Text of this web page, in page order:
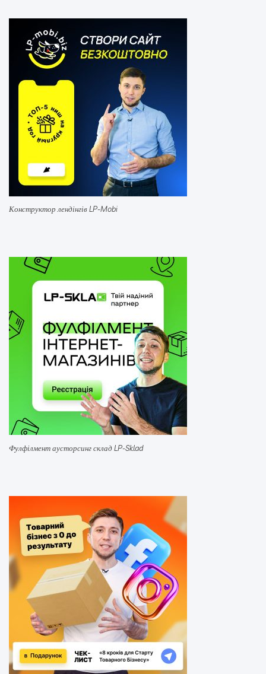
Конструктор лендінгів LP-Mobi
Фулфілмент аусторсинг склад LP-Sklad